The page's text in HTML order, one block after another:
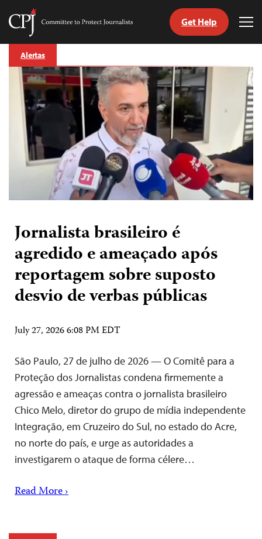
Skip
content
Committee
Journalists
Get Help
Alertas
Jornalista brasileiro é
agredido e ameaçado após
reportagem sobre suposto
desvio de verbas públicas
July 27, 2026 6:08 PM EDT
São Paulo, 27 de julho de 2026 — O Comitê para a
Proteção dos Jornalistas condena firmemente a
agressão e ameaças contra o jornalista brasileiro
Chico Melo, diretor do grupo de mídia independente
Integração, em Cruzeiro do Sul, no estado do Acre,
no norte do país, e urge as autoridades a
investigarem o ataque de forma célere…
Read More ›